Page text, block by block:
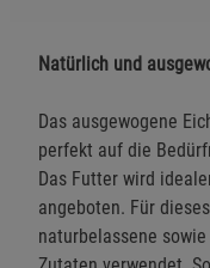
Natürlich und
Das ausgewogene
perfekt auf die
Das Futter wird
angeboten. Für
naturbelassene